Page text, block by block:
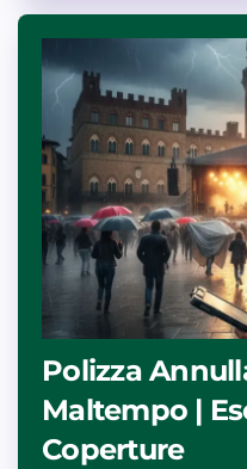
Polizza
Maltempo |
Coperture